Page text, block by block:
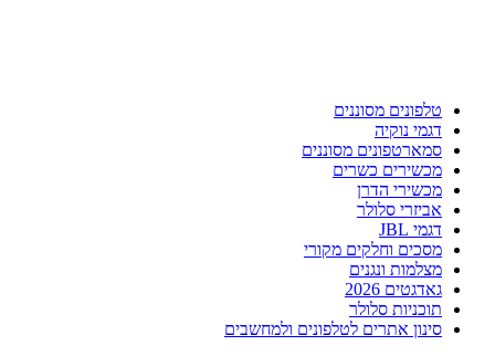
טלפונים מסוננים
דגמי נוקיה
סמארטפונים מסוננים
מכשירים כשרים
מכשירי הדרן
אביזרי סלולר
דגמי JBL
מסכים וחלקים מקורי
מצלמות ונגנים
גאדגטים 2026
תוכניות סלולר
סינון אתרים לטלפונים ולמחשבים